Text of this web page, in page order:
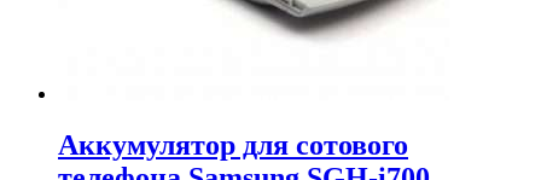
Аккумулятор для сотового